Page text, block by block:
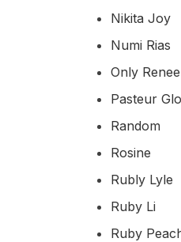
Nikita Joy
Numi Rias
Only
Pasteur
Random
Rosine
Rubly Lyle
Ruby Li
Ruby